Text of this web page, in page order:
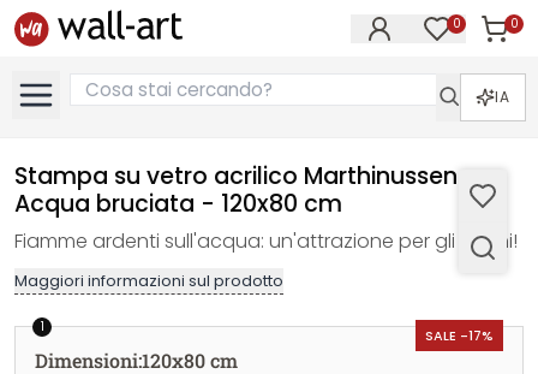
0 0
IA
Stampa su vetro acrilico Marthinussen -
Acqua bruciata - 120x80 cm
Fiamme ardenti sull'acqua: un'attrazione per gli occhi!
Maggiori informazioni sul prodotto
SALE -17%
1
Dimensioni:120x80 cm